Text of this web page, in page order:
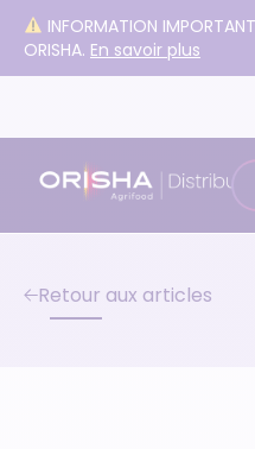
Aller au contenu
INFORMATION
ORISHA. En savoir plus
Retour aux articles